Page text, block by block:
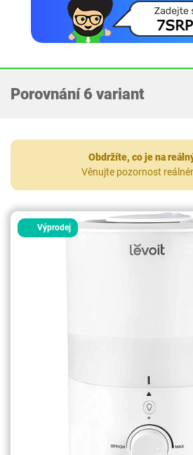
Porovnání 6 variant
Obdržíte, co je na
Věnujte pozornost
Výprodej